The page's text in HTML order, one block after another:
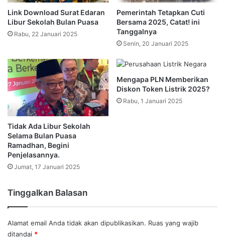
Link Download Surat Edaran
Libur Sekolah Bulan Puasa
Rabu, 22 Januari 2025
Pemerintah Tetapkan Cuti
Bersama 2025, Catat! ini
Tanggalnya
Senin, 20 Januari 2025
Tidak Ada Libur Sekolah
Selama Bulan Puasa
Ramadhan, Begini
Penjelasannya.
Jumat, 17 Januari 2025
Mengapa PLN Memberikan
Diskon Token Listrik 2025?
Rabu, 1 Januari 2025
Tinggalkan Balasan
Alamat email Anda tidak akan dipublikasikan. Ruas yang wajib
ditandai *